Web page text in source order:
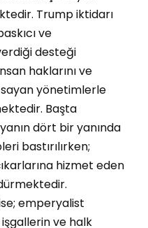
Trump iktidarı
ve
desteği
haklarını ve
yönetimlerle
Başta
dört bir yanında
bastırılırken;
hizmet eden
emperyalist
ve halk